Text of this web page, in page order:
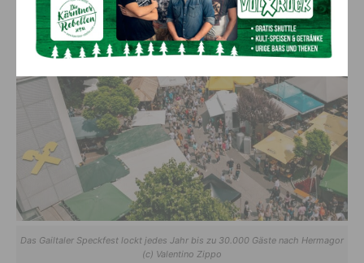
Medien partnern.
Das Gailtaler Speckfest lockt jedes Jahr bis zu 30.000 Gäste nach Hermagor
(c) Valentino Zippo